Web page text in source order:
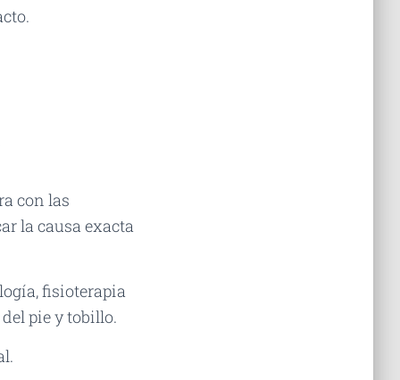
con las
la causa exacta
fisioterapia
pie y tobillo.